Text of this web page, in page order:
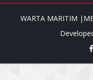
WARTA MARITIM